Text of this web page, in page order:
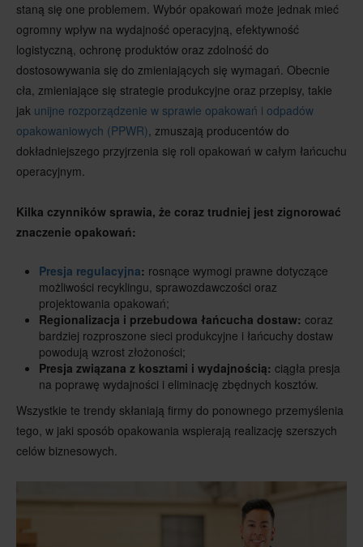
staną się one problemem. Wybór opakowań może jednak mieć
ogromny wpływ na wydajność operacyjną, efektywność
logistyczną, ochronę produktów oraz zdolność do
dostosowywania się do zmieniających się wymagań. Obecnie
cła, zmieniające się strategie produkcyjne oraz przepisy, takie
jak unijne rozporządzenie w sprawie opakowań i odpadów
opakowaniowych (PPWR), zmuszają producentów do
dokładniejszego przyjrzenia się roli opakowań w całym łańcuchu
operacyjnym.
Kilka czynników sprawia, że coraz trudniej jest zignorować
znaczenie opakowań:
Presja regulacyjna: rosnące wymogi prawne dotyczące
możliwości recyklingu, sprawozdawczości oraz
projektowania opakowań;
Regionalizacja i przebudowa łańcucha dostaw: coraz
bardziej rozproszone sieci produkcyjne i łańcuchy dostaw
powodują wzrost złożoności;
Presja związana z kosztami i wydajnością: ciągła presja
na poprawę wydajności i eliminację zbędnych kosztów.
Wszystkie te trendy skłaniają firmy do ponownego przemyślenia
tego, w jaki sposób opakowania wspierają realizację szerszych
celów biznesowych.